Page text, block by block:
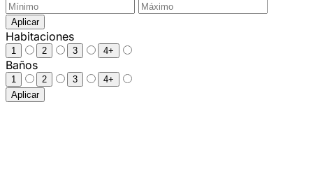
Aplicar
Habitaciones
1 2 3 4+
Baños
1 2 3
4+
Aplicar